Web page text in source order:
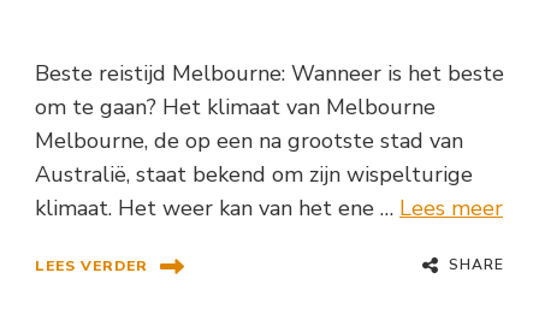
Beste reistijd Melbourne: Wanneer is het beste
om te gaan? Het klimaat van Melbourne
Melbourne, de op een na grootste stad van
Australië, staat bekend om zijn wispelturige
klimaat. Het weer kan van het ene … Lees meer
LEES VERDER SHARE